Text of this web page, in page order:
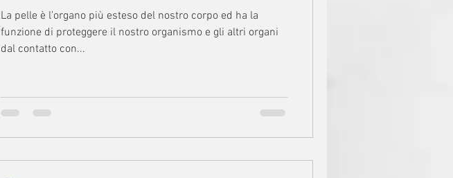
La pelle è l'organo più esteso del nostro corpo ed ha la
funzione di proteggere il nostro organismo e gli altri organi
dal contatto con...